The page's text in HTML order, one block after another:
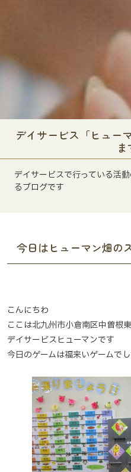
デイサービス「ヒュー
ま
デイサービスで行っている活
るブログです
今日はヒューマン畑の
こんにちわ
ここは北九州市小倉南区中曽根
デイサービスヒューマンです
今日のゲームは福来いゲームで